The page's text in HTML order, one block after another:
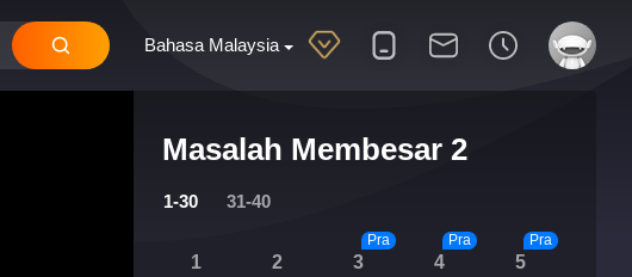
Bahasa Malaysia
Masalah Membesar 2
1-30 31-40
1 2 3
Pra
4
Pra
5
Pra